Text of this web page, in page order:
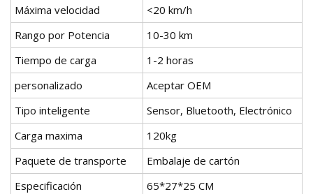
Máxima velocidad
<20 km/h
Rango por Potencia
10-30 km
Tiempo de carga
1-2 horas
personalizado
Aceptar OEM
Tipo inteligente
Sensor, Bluetooth, Electrónico
Carga maxima
120kg
Paquete de transporte
Embalaje de cartón
Especificación
65*27*25 CM